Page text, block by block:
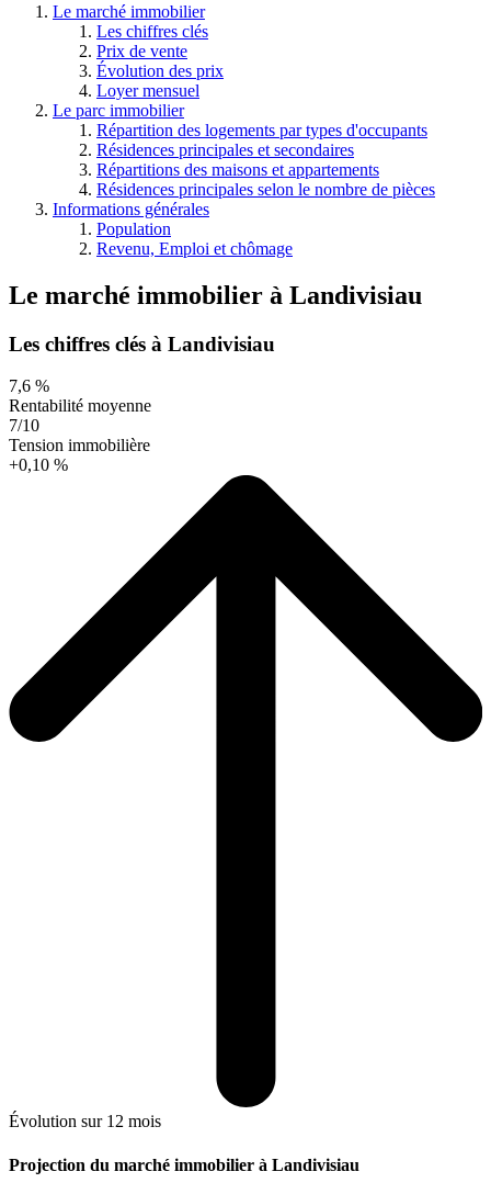
Le marché immobilier
Les chiffres clés
Prix de vente
Évolution des prix
Loyer mensuel
Le parc immobilier
Répartition des logements par types d'occupants
Résidences principales et secondaires
Répartitions des maisons et appartements
Résidences principales selon le nombre de pièces
Informations générales
Population
Revenu, Emploi et chômage
Le marché immobilier à Landivisiau
Les chiffres clés à Landivisiau
7,6 %
Rentabilité moyenne
7/10
Tension immobilière
+0,10 %
Évolution sur 12 mois
Projection du marché immobilier à Landivisiau